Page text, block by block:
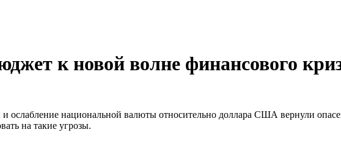
к новой волне финансового
национальной валюты относительно доллара США вернули
на такие угрозы.